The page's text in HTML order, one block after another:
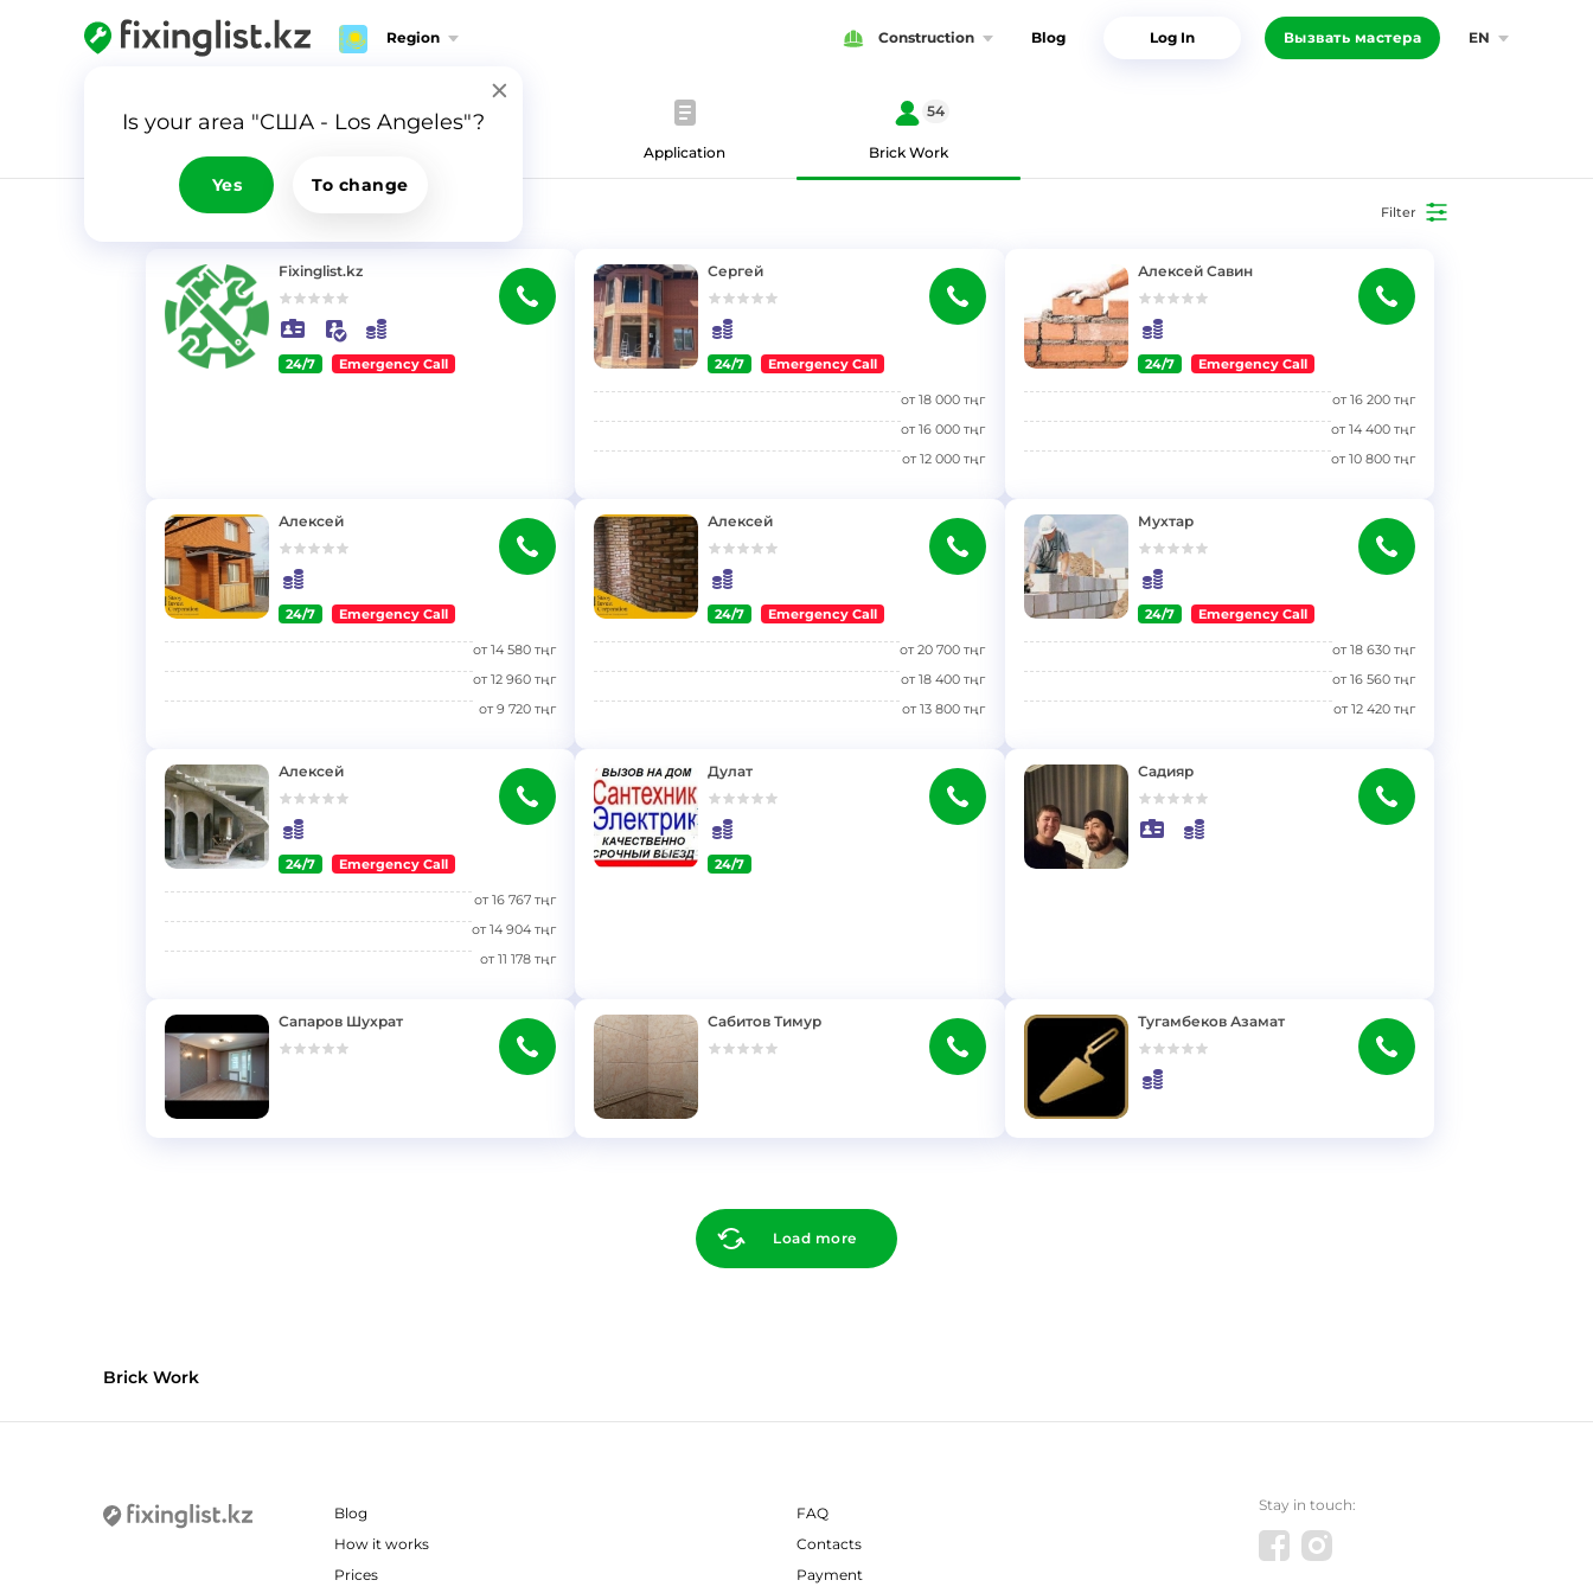
Region Construction Blog Log In Вызвать мастера EN
Is your area "США - Los Angeles"?
Yes To change
Application Brick Work
54
RESULTS Filter
Fixinglist.kz
24/7 Emergency Call
Сергей
24/7 Emergency Call
от18 000 тңг
от16 000 тңг
от12 000 тңг
Алексей Савин
24/7 Emergency Call
от16 200 тңг
от14 400 тңг
от10 800 тңг
Алексей
24/7 Emergency Call
от14 580 тңг
от12 960 тңг
от9 720 тңг
Алексей
24/7 Emergency Call
от20 700 тңг
от18 400 тңг
от13 800 тңг
Мухтар
24/7 Emergency Call
от18 630 тңг
от16 560 тңг
от12 420 тңг
Алексей
24/7 Emergency Call
от16 767 тңг
от14 904 тңг
от11 178 тңг
Дулат
24/7
Садияр
Сапаров Шухрат Сабитов Тимур Тугамбеков Азамат
Load more
Brick Work
Blog
FAQ
How it works
Contacts
Prices
Payment
Stay in touch: